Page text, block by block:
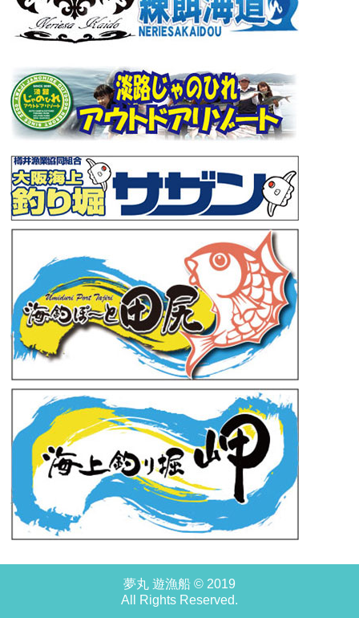
夢丸 遊漁船 © 2019
All Rights Reserved.